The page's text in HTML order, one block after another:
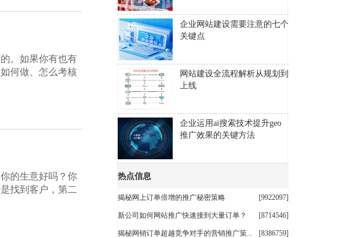
。如果你有也有
何做、怎么考核
的生意好吗？你
找到客户，第二
企业网站建设需要注意的七个
关键点
网站建设全流程解析从规划到
上线
企业运用ai搜索技术提升geo
推广效果的关键方法
热点信息
揭秘网上订单倍增的推广秘密策略 [9922097]
新公司如何网站推广快速接到大量订单？ [8714546]
揭秘网销订单超越竞争对手的营销推广策... [8386759]